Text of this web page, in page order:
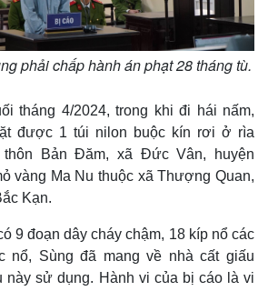
phải chấp hành án phạt 28 tháng tù.
tháng 4/2024, trong khi đi hái nấm,
được 1 túi nilon buộc kín rơi ở rìa
Bản Đăm, xã Đức Vân, huyện
vàng Ma Nu thuộc xã Thượng Quan,
Kạn.
9 đoạn dây cháy chậm, 18 kíp nổ các
nổ, Sùng đã mang về nhà cất giấu
này sử dụng. Hành vi của bị cáo là vi